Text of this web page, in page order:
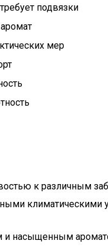
подвязки
мер
к различным
климатическими
насыщенным